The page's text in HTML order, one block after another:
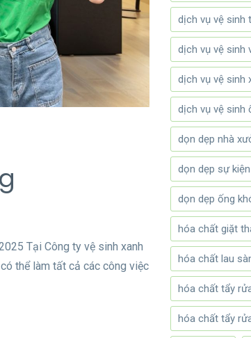
Tại Công ty vệ sinh xanh
thể làm tất cả các công việc
dịch vụ vệ sinh
dịch vụ vệ sinh
dịch vụ vệ sinh
dịch vụ vệ sinh
dọn dẹp nhà
dọn dẹp sự kiện
dọn dẹp ống
hóa chất giặt
hóa chất lau
hóa chất tẩy
hóa chất tẩy